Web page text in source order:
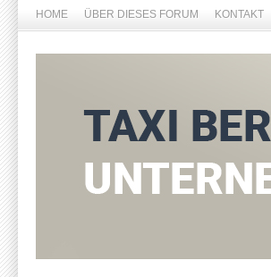
HOME ÜBER DIESES FORUM KONTAKT